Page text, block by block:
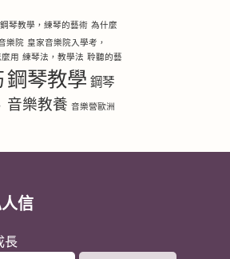
琴教學，練琴的藝術 為什麼
樂院 皇家音樂院入學考，
用 練琴法，教學法 聆聽的藝
鋼琴教學 鋼琴
音樂教養 音樂營歐洲
信
長